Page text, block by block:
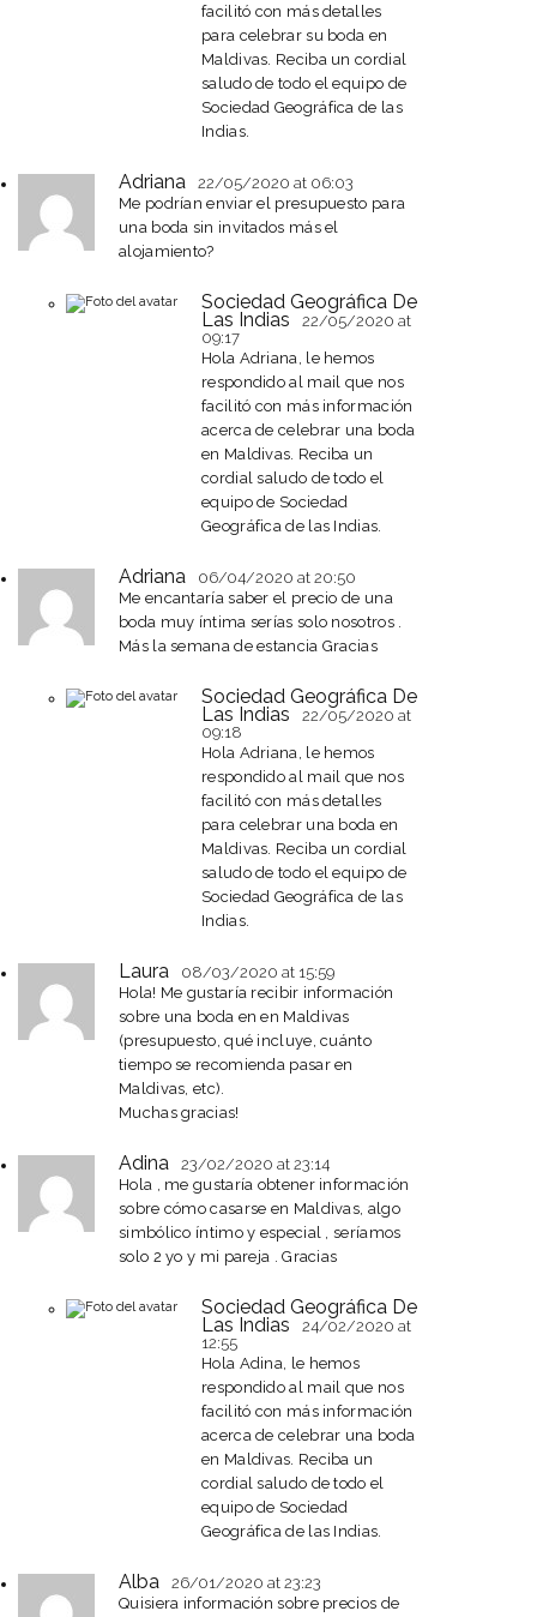
facilitó con más detalles
para celebrar su boda en
Maldivas. Reciba un cordial
saludo de todo el equipo de
Sociedad Geográfica de las
Indias.
Adriana 22/05/2020 at 06:03
Me podrían enviar el presupuesto para
una boda sin invitados más el
alojamiento?
Sociedad Geográfica De
Las Indias 22/05/2020 at
09:17
Hola Adriana, le hemos
respondido al mail que nos
facilitó con más información
acerca de celebrar una boda
en Maldivas. Reciba un
cordial saludo de todo el
equipo de Sociedad
Geográfica de las Indias.
Adriana 06/04/2020 at 20:50
Me encantaría saber el precio de una
boda muy íntima serías solo nosotros .
Más la semana de estancia Gracias
Sociedad Geográfica De
Las Indias 22/05/2020 at
09:18
Hola Adriana, le hemos
respondido al mail que nos
facilitó con más detalles
para celebrar una boda en
Maldivas. Reciba un cordial
saludo de todo el equipo de
Sociedad Geográfica de las
Indias.
Laura 08/03/2020 at 15:59
Hola! Me gustaría recibir información
sobre una boda en en Maldivas
(presupuesto, qué incluye, cuánto
tiempo se recomienda pasar en
Maldivas, etc).
Muchas gracias!
Adina 23/02/2020 at 23:14
Hola , me gustaría obtener información
sobre cómo casarse en Maldivas, algo
simbólico íntimo y especial , seríamos
solo 2 yo y mi pareja . Gracias
Sociedad Geográfica De
Las Indias 24/02/2020 at
12:55
Hola Adina, le hemos
respondido al mail que nos
facilitó con más información
acerca de celebrar una boda
en Maldivas. Reciba un
cordial saludo de todo el
equipo de Sociedad
Geográfica de las Indias.
Alba 26/01/2020 at 23:23
Quisiera información sobre precios de